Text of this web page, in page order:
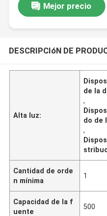
Mejor precio
DESCRIPCIóN DE
Alta luz:
de la
,
do de
,
Cantidad de orde
n mínima
1
Capacidad de la f
uente
500